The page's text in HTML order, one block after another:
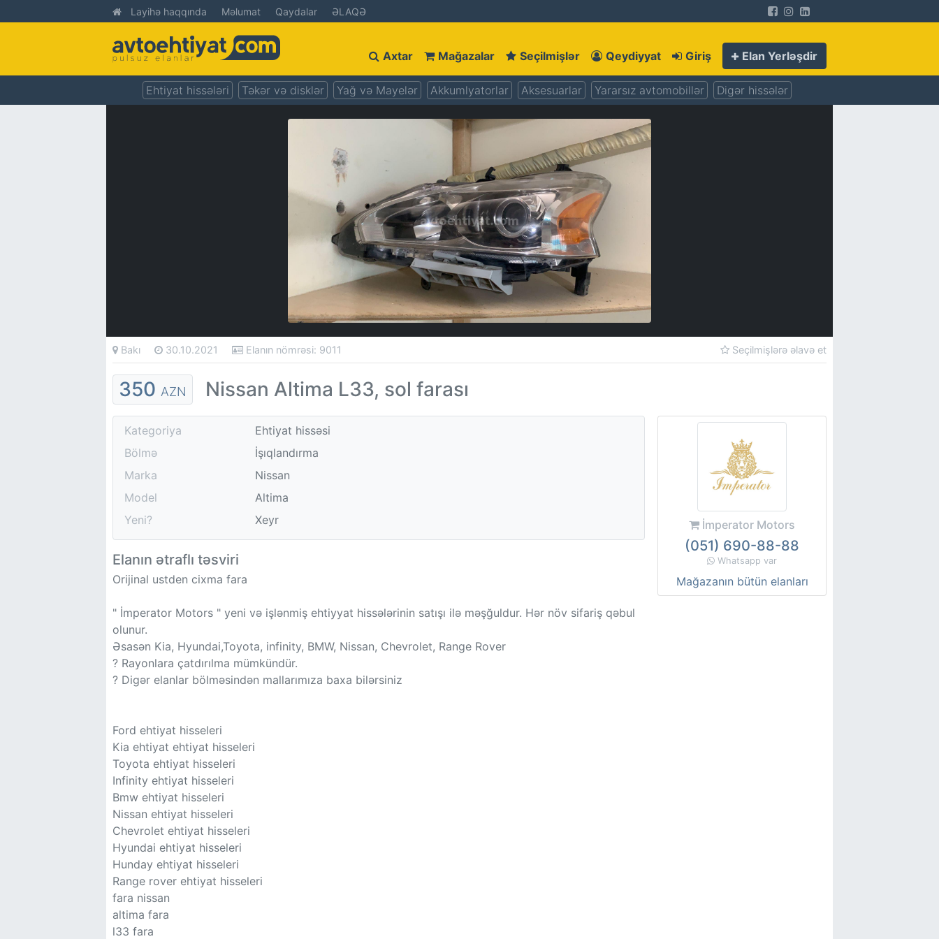
Layihə haqqında Məlumat Qaydalar ƏLAQƏ
Axtar Mağazalar Seçilmişlər Qeydiyyat Giriş Elan Yerləşdir
Ehtiyat hissələri Təkər və disklər Yağ və Mayelər Akkumlyatorlar Aksesuarlar Yararsız avtomobillər Digər hissələr
Bakı 30.10.2021 Elanın nömrəsi: 9011 Seçilmişlərə əlavə et
350 AZN Nissan Altima L33, sol farası
Kategoriya
Ehtiyat hissəsi
Bölmə
İşıqlandırma
Marka
Nissan
Model
Altima
Yeni?
Xeyr
Elanın ətraflı təsviri
Orijinal ustden cixma fara
" İmperator Motors " yeni və işlənmiş ehtiyyat hissələrinin satışı ilə məşğuldur. Hər növ sifariş qəbul
olunur.
Əsasən Kia, Hyundai,Toyota, infinity, BMW, Nissan, Chevrolet, Range Rover
? Rayonlara çatdırılma mümkündür.
? Digər elanlar bölməsindən mallarımıza baxa bilərsiniz
Ford ehtiyat hisseleri
Kia ehtiyat ehtiyat hisseleri
Toyota ehtiyat hisseleri
Infinity ehtiyat hisseleri
Bmw ehtiyat hisseleri
Nissan ehtiyat hisseleri
Chevrolet ehtiyat hisseleri
Hyundai ehtiyat hisseleri
Hunday ehtiyat hisseleri
Range rover ehtiyat hisseleri
fara nissan
altima fara
l33 fara
İmperator Motors
(051) 690-88-88
Whatsapp var
Mağazanın bütün elanları